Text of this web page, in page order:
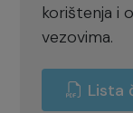
korištenja i
vezovima.
Lista